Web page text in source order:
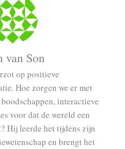
van Son
op positieve
Hoe zorgen we er met
interactieve
voor dat de wereld een
Hij leerde het tijdens zijn
en brengt het